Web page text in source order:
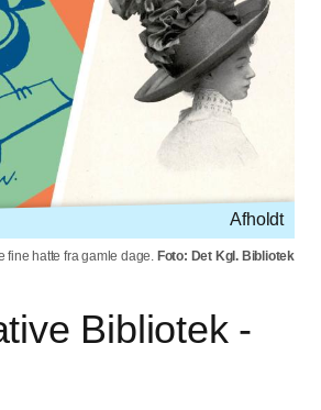
Afholdt
fine hatte fra gamle dage. Foto: Det Kgl. Bibliotek
Bibliotek -